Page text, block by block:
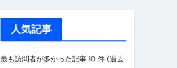
人気記事
最も訪問者が多かった記事 10 件 (過去